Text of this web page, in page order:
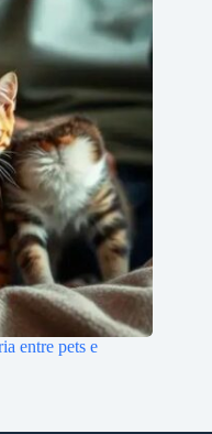
entre pets e